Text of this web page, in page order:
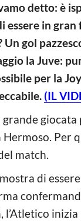
detto: è
essere in gran
gol
la Juve:
per la
(IL
grande
Per
match.
di
inizia